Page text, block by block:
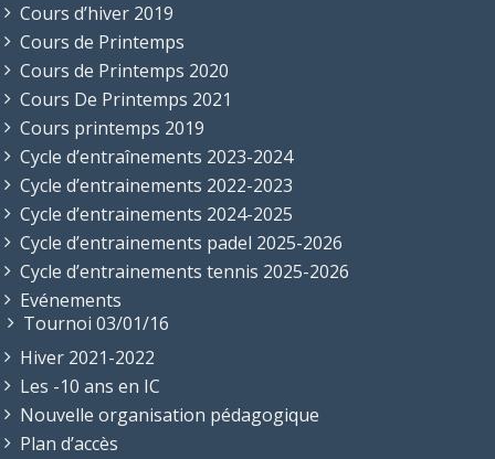
Cours d’hiver 2019
Cours de Printemps
Cours de Printemps 2020
Cours De Printemps 2021
Cours printemps 2019
Cycle d’entraînements 2023-2024
Cycle d’entrainements 2022-2023
Cycle d’entrainements 2024-2025
Cycle d’entrainements padel 2025-2026
Cycle d’entrainements tennis 2025-2026
Evénements
Tournoi 03/01/16
Hiver 2021-2022
Les -10 ans en IC
Nouvelle organisation pédagogique
Plan d’accès